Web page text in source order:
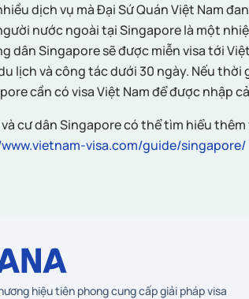
dịch vụ mà Đại Sứ Quán Việt Nam
nước ngoài tại Singapore là một
dân Singapore sẽ được miễn visa tới
lịch và công tác dưới 30 ngày. Nếu
cần có visa Việt Nam để được nhập
cư dân Singapore có thể tìm hiểu thêm
visa.com/guide/singapore/
hiệu tiên phong cung cấp giải pháp visa